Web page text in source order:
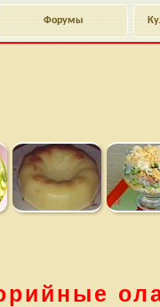
Форумы